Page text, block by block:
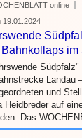
online
19.01.2024
und
Heidbreder auf
Das